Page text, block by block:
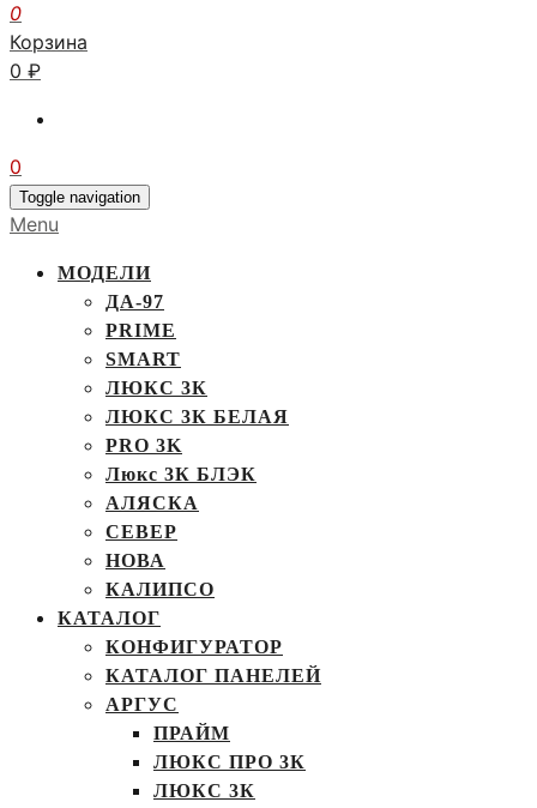
0
Корзина
0 ₽
0
Toggle navigation
Menu
МОДЕЛИ
ДА-97
PRIME
SMART
ЛЮКС 3К
ЛЮКС 3К БЕЛАЯ
PRO 3K
Люкс 3К БЛЭК
АЛЯСКА
СЕВЕР
НОВА
КАЛИПСО
КАТАЛОГ
КОНФИГУРАТОР
КАТАЛОГ ПАНЕЛЕЙ
АРГУС
ПРАЙМ
ЛЮКС ПРО 3К
ЛЮКС 3К